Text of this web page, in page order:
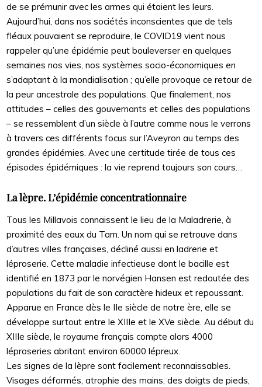
de se prémunir avec les armes qui étaient les leurs.
Aujourd’hui, dans nos sociétés inconscientes que de tels
fléaux pouvaient se reproduire, le COVID19 vient nous
rappeler qu’une épidémie peut bouleverser en quelques
semaines nos vies, nos systèmes socio-économiques en
s’adaptant à la mondialisation ; qu’elle provoque ce retour de
la peur ancestrale des populations. Que finalement, nos
attitudes – celles des gouvernants et celles des populations
– se ressemblent d’un siècle à l’autre comme nous le verrons
à travers ces différents focus sur l’Aveyron au temps des
grandes épidémies. Avec une certitude tirée de tous ces
épisodes épidémiques : la vie reprend toujours son cours…
La lèpre. L’épidémie concentrationnaire
Tous les Millavois connaissent le lieu de la Maladrerie, à
proximité des eaux du Tarn. Un nom qui se retrouve dans
d’autres villes françaises, décliné aussi en ladrerie et
léproserie. Cette maladie infectieuse dont le bacille est
identifié en 1873 par le norvégien Hansen est redoutée des
populations du fait de son caractère hideux et repoussant.
Apparue en France dès le IIe siècle de notre ère, elle se
développe surtout entre le XIIIe et le XVe siècle. Au début du
XIIIe siècle, le royaume français compte alors 4000
léproseries abritant environ 60000 lépreux.
Les signes de la lèpre sont facilement reconnaissables.
Visages déformés, atrophie des mains, des doigts de pieds,